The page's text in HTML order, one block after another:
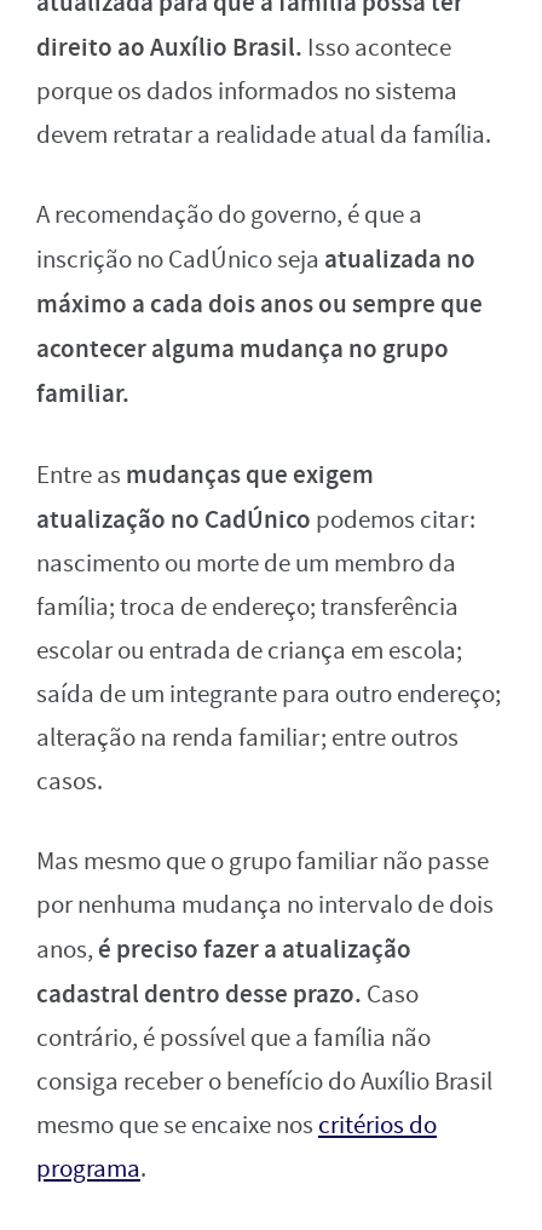
direito ao Auxílio Brasil. Isso acontece
porque os dados informados no sistema
devem retratar a realidade atual da família.
A recomendação do governo, é que a
inscrição no CadÚnico seja atualizada no
máximo a cada dois anos ou sempre que
acontecer alguma mudança no grupo
familiar.
Entre as mudanças que exigem
atualização no CadÚnico podemos citar:
nascimento ou morte de um membro da
família; troca de endereço; transferência
escolar ou entrada de criança em escola;
saída de um integrante para outro endereço;
alteração na renda familiar; entre outros
casos.
Mas mesmo que o grupo familiar não passe
por nenhuma mudança no intervalo de dois
anos, é preciso fazer a atualização
cadastral dentro desse prazo. Caso
contrário, é possível que a família não
consiga receber o benefício do Auxílio Brasil
mesmo que se encaixe nos critérios do
programa.